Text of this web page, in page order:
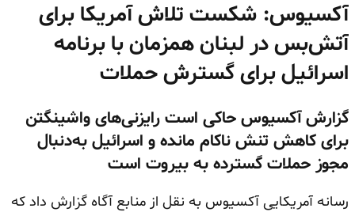
آکسیوس: شکست تلاش آمریکا برای
آتش‌بس در لبنان همزمان با برنامه
اسرائیل برای گسترش حملات
گزارش آکسیوس حاکی است رایزنی‌های واشینگتن
برای کاهش تنش ناکام مانده و اسرائیل به‌دنبال
مجوز حملات گسترده به بیروت است
رسانه آمریکایی آکسیوس به نقل از منابع آگاه گزارش داد که